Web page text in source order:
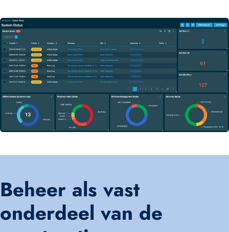
Beheer als vast
onderdeel van de